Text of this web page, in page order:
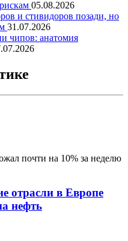
05.08.2026
и стивидоров позади, но
31.07.2026
чипов: анатомия
почти на 10% за неделю
отрасли в Европе
нефть